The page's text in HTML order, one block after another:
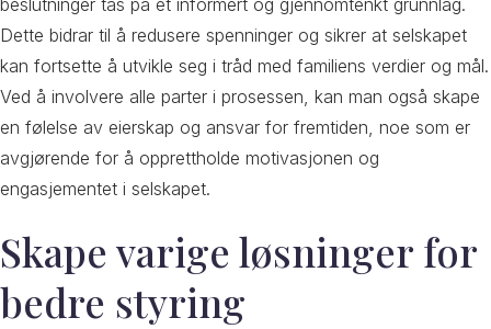
beslutninger tas på et informert og gjennomtenkt grunnlag.
Dette bidrar til å redusere spenninger og sikrer at selskapet
kan fortsette å utvikle seg i tråd med familiens verdier og mål.
Ved å involvere alle parter i prosessen, kan man også skape
en følelse av eierskap og ansvar for fremtiden, noe som er
avgjørende for å opprettholde motivasjonen og
engasjementet i selskapet.
Skape varige løsninger for
bedre styring